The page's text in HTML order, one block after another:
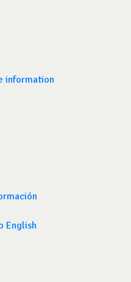
information
English